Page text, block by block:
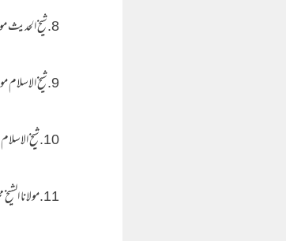
8.شیخ الحدیث مولانا محمد زکریا کاندھلوی (اوجز المسالک: ج 2ص66)
9.شیخ الاسلام مولانا شبیر احمد عثمانی (فتح الملہم: ج3 ص317)
10.شیخ الاسلام مولانا ظفر احمد عثمانی (اعلاء السنن للعثمانی: ج3ص56)
11.مولانا الشیخ محمد عبد اللہ بن مسلم البہلوی (ادلۃ الحنفیۃ: ص167)